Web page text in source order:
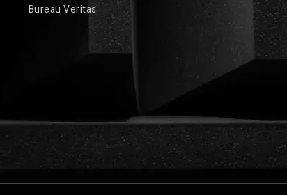
Bureau Veritas